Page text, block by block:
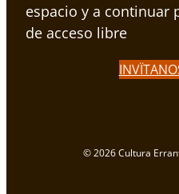
espacio y a continuar
de acceso libre
© 2026 Cultura